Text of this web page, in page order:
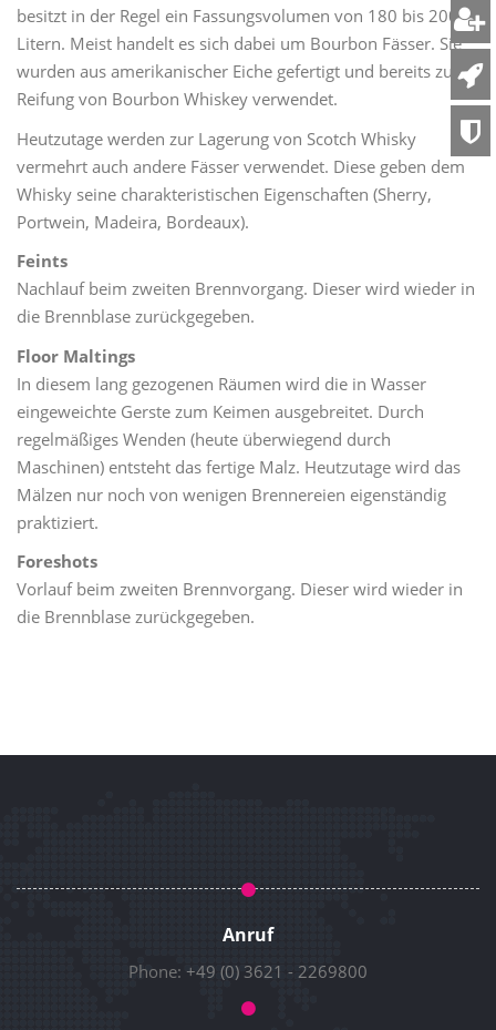
besitzt in der Regel ein Fassungsvolumen von 180 bis 200
Litern. Meist handelt es sich dabei um Bourbon Fässer. Sie
wurden aus amerikanischer Eiche gefertigt und bereits zur
Reifung von Bourbon Whiskey verwendet.
Heutzutage werden zur Lagerung von Scotch Whisky
vermehrt auch andere Fässer verwendet. Diese geben dem
Whisky seine charakteristischen Eigenschaften (Sherry,
Portwein, Madeira, Bordeaux).
Feints
Nachlauf beim zweiten Brennvorgang. Dieser wird wieder in
die Brennblase zurückgegeben.
Floor Maltings
In diesem lang gezogenen Räumen wird die in Wasser
eingeweichte Gerste zum Keimen ausgebreitet. Durch
regelmäßiges Wenden (heute überwiegend durch
Maschinen) entsteht das fertige Malz. Heutzutage wird das
Mälzen nur noch von wenigen Brennereien eigenständig
praktiziert.
Foreshots
Vorlauf beim zweiten Brennvorgang. Dieser wird wieder in
die Brennblase zurückgegeben.
Anruf
Phone: +49 (0) 3621 - 2269800